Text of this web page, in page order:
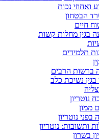
ואחוזי נכות
הבטחון
חיים
בגין מחלות קשות
תלמידים
ברשות הרבים
בגין נשיכת כלב
נוטריון
ממון
בפני נוטריון
ותשובות: נוטריון
בשרון